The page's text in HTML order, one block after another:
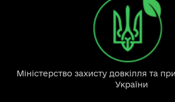
Міністерство захисту довкілля та
України